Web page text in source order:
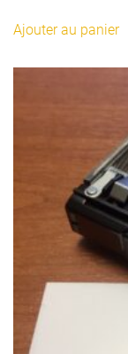
Ajouter au panier